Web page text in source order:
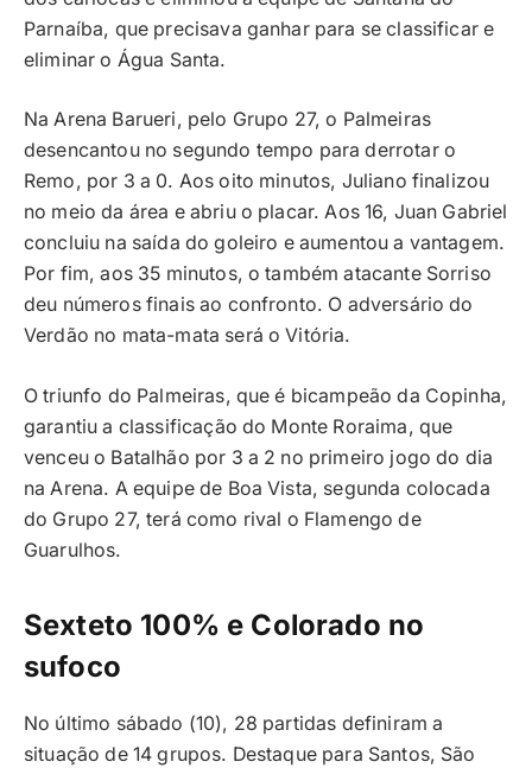
Parnaíba, que precisava ganhar para se classificar e
eliminar o Água Santa.
Na Arena Barueri, pelo Grupo 27, o Palmeiras
desencantou no segundo tempo para derrotar o
Remo, por 3 a 0. Aos oito minutos, Juliano finalizou
no meio da área e abriu o placar. Aos 16, Juan Gabriel
concluiu na saída do goleiro e aumentou a vantagem.
Por fim, aos 35 minutos, o também atacante Sorriso
deu números finais ao confronto. O adversário do
Verdão no mata-mata será o Vitória.
O triunfo do Palmeiras, que é bicampeão da Copinha,
garantiu a classificação do Monte Roraima, que
venceu o Batalhão por 3 a 2 no primeiro jogo do dia
na Arena. A equipe de Boa Vista, segunda colocada
do Grupo 27, terá como rival o Flamengo de
Guarulhos.
Sexteto 100% e Colorado no
sufoco
No último sábado (10), 28 partidas definiram a
situação de 14 grupos. Destaque para Santos, São